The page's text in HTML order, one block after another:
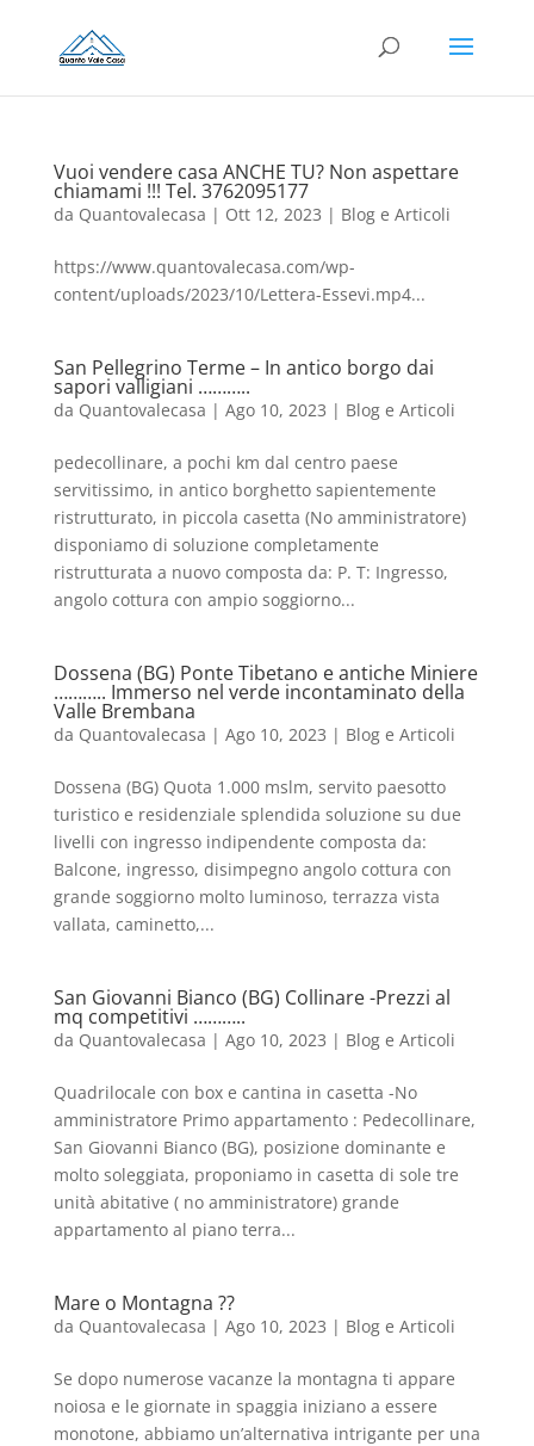
Vuoi vendere casa ANCHE TU? Non aspettare
chiamami !!! Tel. 3762095177
da Quantovalecasa | Ott 12, 2023 | Blog e Articoli
https://www.quantovalecasa.com/wp-
content/uploads/2023/10/Lettera-Essevi.mp4...
San Pellegrino Terme – In antico borgo dai
sapori valligiani ………..
da Quantovalecasa | Ago 10, 2023 | Blog e Articoli
pedecollinare, a pochi km dal centro paese
servitissimo, in antico borghetto sapientemente
ristrutturato, in piccola casetta (No amministratore)
disponiamo di soluzione completamente
ristrutturata a nuovo composta da: P. T: Ingresso,
angolo cottura con ampio soggiorno...
Dossena (BG) Ponte Tibetano e antiche Miniere
……….. Immerso nel verde incontaminato della
Valle Brembana
da Quantovalecasa | Ago 10, 2023 | Blog e Articoli
Dossena (BG) Quota 1.000 mslm, servito paesotto
turistico e residenziale splendida soluzione su due
livelli con ingresso indipendente composta da:
Balcone, ingresso, disimpegno angolo cottura con
grande soggiorno molto luminoso, terrazza vista
vallata, caminetto,...
San Giovanni Bianco (BG) Collinare -Prezzi al
mq competitivi ………..
da Quantovalecasa | Ago 10, 2023 | Blog e Articoli
Quadrilocale con box e cantina in casetta -No
amministratore Primo appartamento : Pedecollinare,
San Giovanni Bianco (BG), posizione dominante e
molto soleggiata, proponiamo in casetta di sole tre
unità abitative ( no amministratore) grande
appartamento al piano terra...
Mare o Montagna ??
da Quantovalecasa | Ago 10, 2023 | Blog e Articoli
Se dopo numerose vacanze la montagna ti appare
noiosa e le giornate in spaggia iniziano a essere
monotone, abbiamo un’alternativa intrigante per una